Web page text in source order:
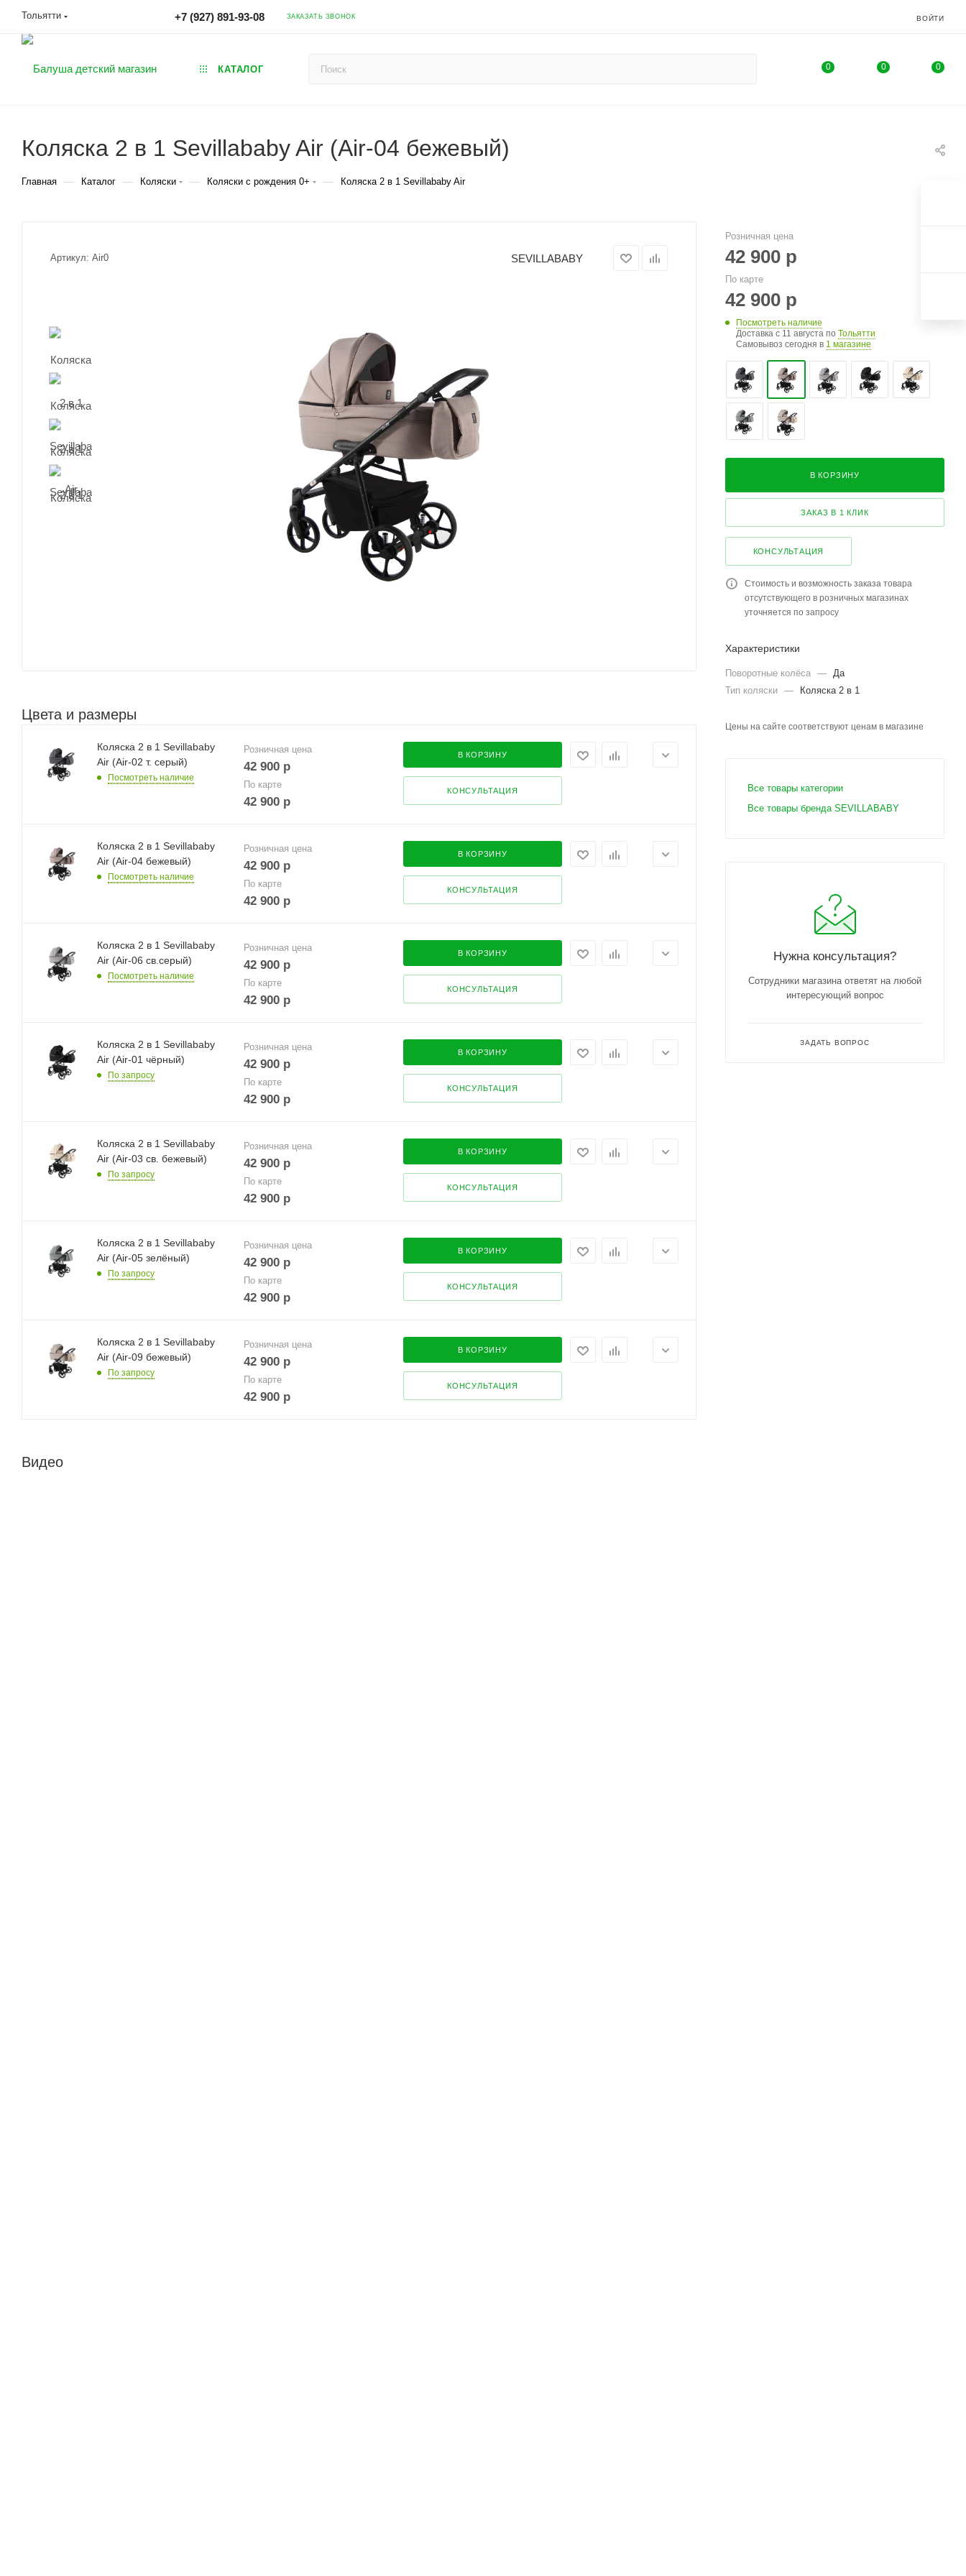
Тольятти +7 (927) 891-93-08 ЗАКАЗАТЬ ЗВОНОК ВОЙТИ
КАТАЛОГ 0 0 0
Коляска 2 в 1 Sevillababy Air (Air-04 бежевый)
Главная — Каталог — Коляски — Коляски с рождения 0+ — Коляска 2 в 1 Sevillababy Air
Артикул: Air0 SEVILLABABY
Цвета и размеры
Коляска 2 в 1 Sevillababy
Air (Air-02 т. серый)
Посмотреть наличие
Розничная цена
42 900р
По карте
42 900р
В КОРЗИНУ
КОНСУЛЬТАЦИЯ
Коляска 2 в 1 Sevillababy
Air (Air-04 бежевый)
Посмотреть наличие
Розничная цена
42 900р
По карте
42 900р
В КОРЗИНУ
КОНСУЛЬТАЦИЯ
Коляска 2 в 1 Sevillababy
Air (Air-06 св.серый)
Посмотреть наличие
Розничная цена
42 900р
По карте
42 900р
В КОРЗИНУ
КОНСУЛЬТАЦИЯ
Коляска 2 в 1 Sevillababy
Air (Air-01 чёрный)
По запросу
Розничная цена
42 900р
По карте
42 900р
В КОРЗИНУ
КОНСУЛЬТАЦИЯ
Коляска 2 в 1 Sevillababy
Air (Air-03 св. бежевый)
По запросу
Розничная цена
42 900р
По карте
42 900р
В КОРЗИНУ
КОНСУЛЬТАЦИЯ
Коляска 2 в 1 Sevillababy
Air (Air-05 зелёный)
По запросу
Розничная цена
42 900р
По карте
42 900р
В КОРЗИНУ
КОНСУЛЬТАЦИЯ
Коляска 2 в 1 Sevillababy
Air (Air-09 бежевый)
По запросу
Розничная цена
42 900р
По карте
42 900р
В КОРЗИНУ
КОНСУЛЬТАЦИЯ
Видео
Розничная цена
42 900 р
По карте
42 900 р
Посмотреть наличие
Доставка с 11 августа по Тольятти
Самовывоз сегодня в 1 магазине
В КОРЗИНУ
ЗАКАЗ В 1 КЛИК
КОНСУЛЬТАЦИЯ
Стоимость и возможность заказа товара
отсутствующего в розничных магазинах
уточняется по запросу
Характеристики
Поворотные колёса — Да
Тип коляски — Коляска 2 в 1
Цены на сайте соответствуют ценам в магазине
Все товары категории
Все товары бренда SEVILLABABY
Нужна консультация?
Сотрудники магазина ответят на любой
интересующий вопрос
ЗАДАТЬ ВОПРОС